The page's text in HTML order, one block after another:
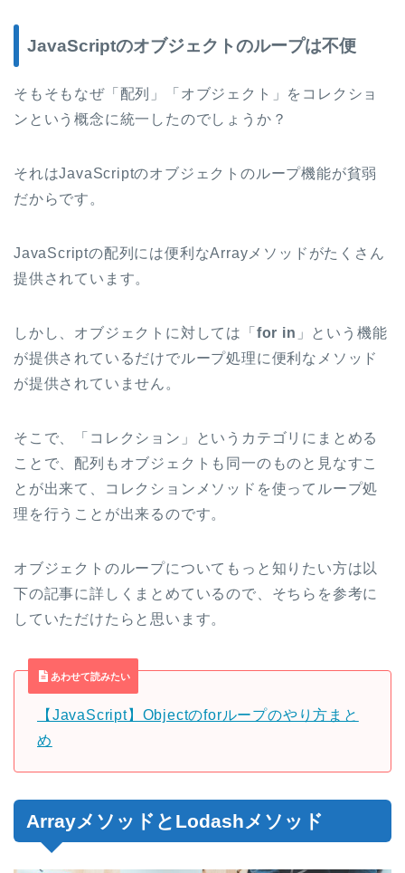
JavaScriptのオブジェクトのループは不便
そもそもなぜ「配列」「オブジェクト」をコレクショ
ンという概念に統一したのでしょうか？
それはJavaScriptのオブジェクトのループ機能が貧弱
だからです。
JavaScriptの配列には便利なArrayメソッドがたくさん
提供されています。
しかし、オブジェクトに対しては「 for in 」という機能
が提供されているだけでループ処理に便利なメソッド
が提供されていません。
そこで、「コレクション」というカテゴリにまとめる
ことで、配列もオブジェクトも同一のものと見なすこ
とが出来て、コレクションメソッドを使ってループ処
理を行うことが出来るのです。
オブジェクトのループについてもっと知りたい方は以
下の記事に詳しくまとめているので、そちらを参考に
していただけたらと思います。
あわせて読みたい
【JavaScript】Objectのforループのやり方まと
め
ArrayメソッドとLodashメソッド